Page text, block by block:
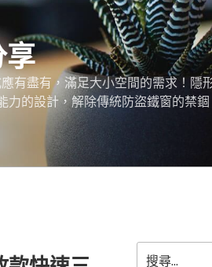
有盡有，滿足大小空間的需求！隱
的設計，解除傳統防盜鐵窗的禁